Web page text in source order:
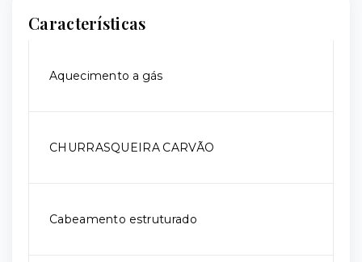
Características
Aquecimento a gás
CHURRASQUEIRA CARVÃO
Cabeamento estruturado